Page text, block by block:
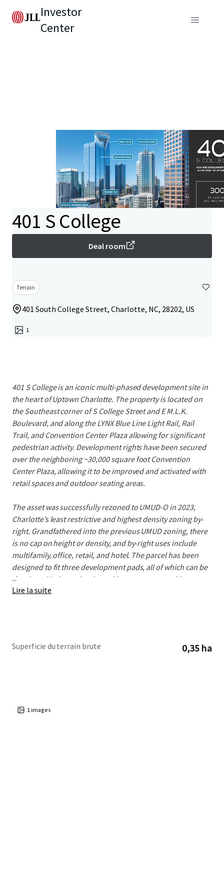
Investor
Center
401 S College
Deal room
Terrain
401 South College Street, Charlotte, NC, 28202, US
1
401 S College is an iconic multi-phased development site in
the heart of Uptown Charlotte. The property is located on
the Southeast corner of S College Street and E M.L.K.
Boulevard, and along the LYNX Blue Line Light Rail, Rail
Trail, and Convention Center Plaza allowing for significant
pedestrian activity. Development rights have been secured
over the neighboring ~30,000 square foot Convention
Center Plaza, allowing it to be improved and activated with
retail spaces and outdoor seating areas.
The asset was successfully rezoned to UMUD-O in 2023,
Charlotte’s least restrictive and highest density zoning by-
right. Grandfathered into the previous UMUD zoning, there
is no cap on height or density, and by-right uses include
multifamily, office, retail, and hotel. The parcel has been
designed to fit three development pads, all of which can be
developed independently, and have separate parking
structures and ingress/egress access points. Phase I and
Convention Center),and is seeking a hotel development
...
Lire la suite
Superficie du terrain brute 0,35 ha
1images